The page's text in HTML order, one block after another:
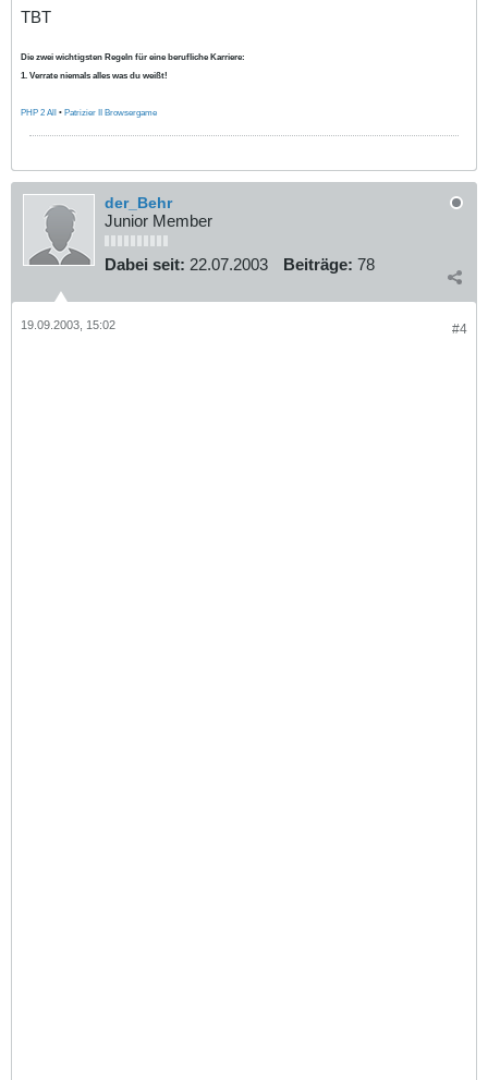
TBT
Die zwei wichtigsten Regeln für eine berufliche Karriere:
1. Verrate niemals alles was du weißt!
PHP 2 All • Patrizier II Browsergame
der_Behr
Junior Member
Dabei seit: 22.07.2003 Beiträge: 78
#4
19.09.2003, 15:02